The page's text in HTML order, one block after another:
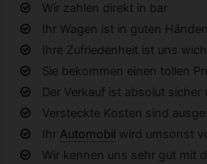
Wir zahlen direkt in bar
Ihr Wagen ist in guten Händen
Ihre Zufriedenheit ist uns
Sie bekommen einen tollen
Der Verkauf ist absolut sicher
Versteckte Kosten sind
Ihr Automobil wird umsonst
Wir kennen uns sehr gut mit